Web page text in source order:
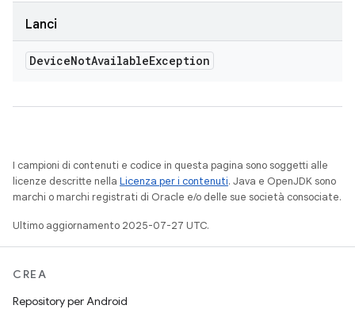
Lanci
DeviceNotAvailableException
I campioni di contenuti e codice in questa pagina sono soggetti alle
licenze descritte nella Licenza per i contenuti. Java e OpenJDK sono
marchi o marchi registrati di Oracle e/o delle sue società consociate.
Ultimo aggiornamento 2025-07-27 UTC.
CREA
Repository per Android